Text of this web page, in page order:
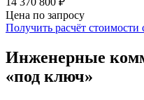
Цена по запросу
Получить расчёт стоимости
Инженерные
«под ключ»